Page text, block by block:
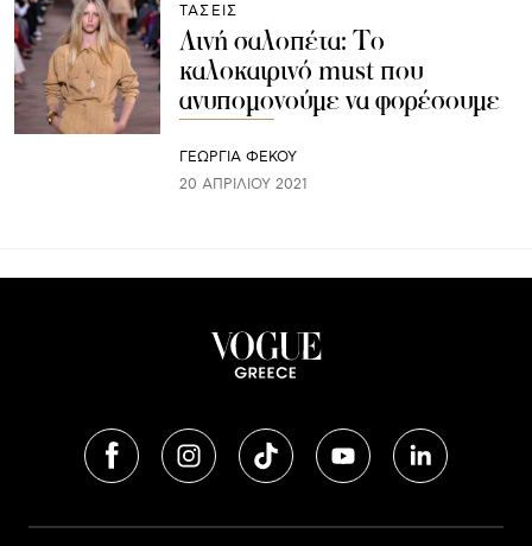
ΤΑΣΕΙΣ
Λινή σαλοπέτα: Το
καλοκαιρινό must που
ανυπομονούμε να φορέσουμε
ΓΕΩΡΓΙΑ ΦΕΚΟΥ
20 ΑΠΡΙΛΊΟΥ 2021